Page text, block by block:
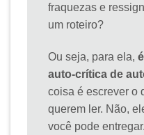
fraquezas e
um roteiro?
Ou seja, para ela,
auto-crítica de
coisa é escrever o
querem ler. Não,
você pode